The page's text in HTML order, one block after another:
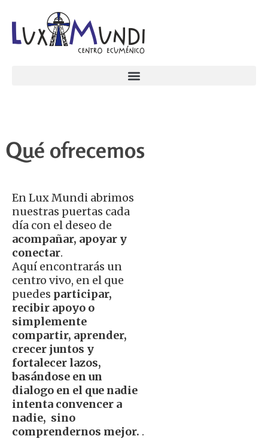
Qué ofrecemos
En Lux Mundi abrimos
nuestras puertas cada
día con el deseo de
acompañar, apoyar y
conectar.
Aquí encontrarás un
centro vivo, en el que
puedes participar,
recibir apoyo o
simplemente
compartir, aprender,
crecer juntos y
fortalecer lazos,
basándose en un
dialogo en el que nadie
intenta convencer a
nadie, sino
comprendernos mejor. .